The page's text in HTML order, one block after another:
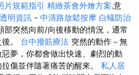
片規範指引 精緻茶會外燴方案.意
明資訊 - 中清路放鬆按摩 白蟻防治
部突然向前/向後移動的情況，通常
。 台中撥筋療法 突然的動作－無
夢，你都會做出快速、劇烈的動
傷並伴隨著痛苦的醒來。 私人居